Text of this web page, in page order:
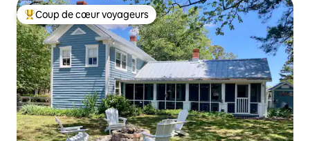
Coups de cœur voyageurs les plus appréciés
Coup de cœur voyageurs